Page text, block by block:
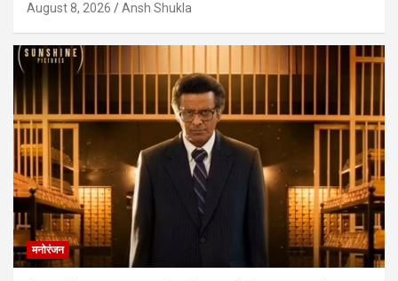
August 8, 2026 Ansh Shukla
मनोरंजन